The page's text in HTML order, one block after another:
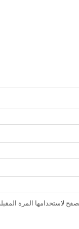
لاستخدامها المرة